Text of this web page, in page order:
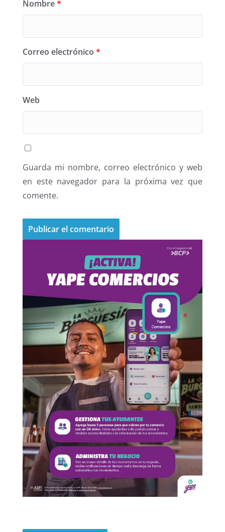
Nombre*
Correo electrónico *
Web
Guarda mi nombre, correo electrónico y web
en este navegador para la próxima vez que
comente.